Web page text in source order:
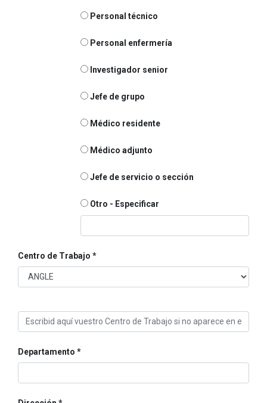
Personal técnico
Personal enfermería
Investigador senior
Jefe de grupo
Médico residente
Médico adjunto
Jefe de servicio o sección
Otro - Especificar
Centro de Trabajo
Departamento